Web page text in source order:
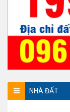
NHÀ ĐẤT